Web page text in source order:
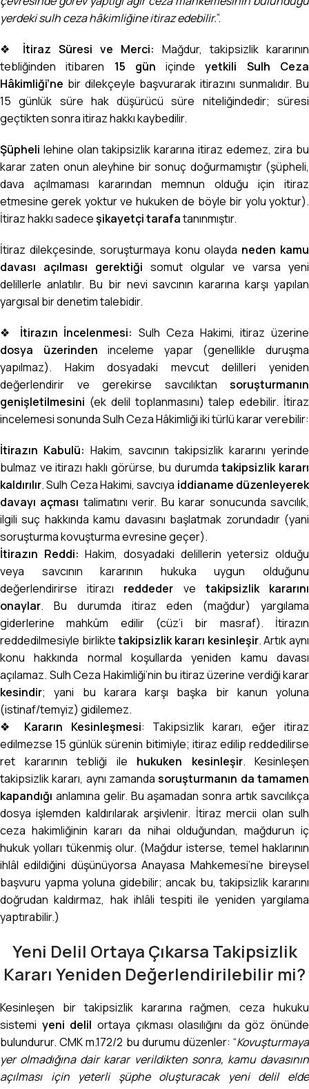
yerdeki sulh ceza hâkimliğine itiraz edebilir.”.
❖ İtiraz Süresi ve Merci: Mağdur, takipsizlik kararının
tebliğinden itibaren 15 gün içindeyetkili Sulh Ceza
Hâkimliği’ne bir dilekçeyle başvurarak itirazını sunmalıdır. Bu
15 günlük süre hak düşürücü süre niteliğindedir; süresi
geçtikten sonra itiraz hakkı kaybedilir.
Şüpheli lehine olan takipsizlik kararına itiraz edemez, zira bu
karar zaten onun aleyhine bir sonuç doğurmamıştır (şüpheli,
dava açılmaması kararından memnun olduğu için itiraz
etmesine gerek yoktur ve hukuken de böyle bir yolu yoktur).
İtiraz hakkı sadeceşikayetçi tarafatanınmıştır.
İtiraz dilekçesinde, soruşturmaya konu olayda neden kamu
davası açılması gerektiği somut olgular ve varsa yeni
delillerle anlatılır. Bu bir nevi savcının kararına karşı yapılan
yargısal bir denetim talebidir.
❖ İtirazın İncelenmesi: Sulh Ceza Hakimi, itiraz üzerine
dosya üzerinden inceleme yapar (genellikle duruşma
yapılmaz). Hakim dosyadaki mevcut delilleri yeniden
değerlendirir ve gerekirse savcılıktan soruşturmanın
genişletilmesini (ek delil toplanmasını) talep edebilir. İtiraz
incelemesi sonunda Sulh Ceza Hâkimliği iki türlü karar verebilir:
İtirazın Kabulü: Hakim, savcının takipsizlik kararını yerinde
bulmaz ve itirazı haklı görürse, bu durumdatakipsizlik kararı
kaldırılır. Sulh Ceza Hakimi, savcıya iddianame düzenleyerek
davayı açması talimatını verir. Bu karar sonucunda savcılık,
ilgili suç hakkında kamu davasını başlatmak zorundadır (yani
soruşturma kovuşturma evresine geçer).
İtirazın Reddi: Hakim, dosyadaki delillerin yetersiz olduğu
veya savcının kararının hukuka uygun olduğunu
değerlendirirse itirazı reddeder ve takipsizlik kararını
onaylar. Bu durumda itiraz eden (mağdur) yargılama
giderlerine mahkûm edilir (cüz’i bir masraf). İtirazın
reddedilmesiyle birliktetakipsizlik kararı kesinleşir. Artık aynı
konu hakkında normal koşullarda yeniden kamu davası
açılamaz. Sulh Ceza Hakimliği’nin bu itiraz üzerine verdiği karar
kesindir; yani bu karara karşı başka bir kanun yoluna
(istinaf/temyiz) gidilemez.
❖ Kararın Kesinleşmesi: Takipsizlik kararı, eğer itiraz
edilmezse 15 günlük sürenin bitimiyle; itiraz edilip reddedilirse
ret kararının tebliği ile hukuken kesinleşir. Kesinleşen
takipsizlik kararı, aynı zamandasoruşturmanın da tamamen
kapandığı anlamına gelir. Bu aşamadan sonra artık savcılıkça
dosya işlemden kaldırılarak arşivlenir. İtiraz mercii olan sulh
ceza hakimliğinin kararı da nihai olduğundan, mağdurun iç
hukuk yolları tükenmiş olur. (Mağdur isterse, temel haklarının
ihlâl edildiğini düşünüyorsa Anayasa Mahkemesi’ne bireysel
başvuru yapma yoluna gidebilir; ancak bu, takipsizlik kararını
doğrudan kaldırmaz, hak ihlâli tespiti ile yeniden yargılama
yaptırabilir.)
Yeni Delil Ortaya Çıkarsa Takipsizlik
Kararı Yeniden Değerlendirilebilir mi?
Kesinleşen bir takipsizlik kararına rağmen, ceza hukuku
sistemi yeni delil ortaya çıkması olasılığını da göz önünde
bulundurur. CMK m.172/2 bu durumu düzenler: “Kovuşturmaya
yer olmadığına dair karar verildikten sonra, kamu davasının
açılması için yeterli şüphe oluşturacak yeni delil elde